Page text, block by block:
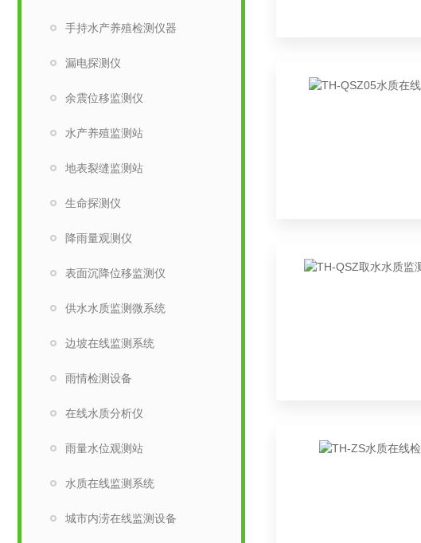
手持水产养殖检测仪器
漏电探测仪
余震位移监测仪
水产养殖监测站
地表裂缝监测站
生命探测仪
降雨量观测仪
表面沉降位移监测仪
供水水质监测微系统
边坡在线监测系统
雨情检测设备
在线水质分析仪
雨量水位观测站
水质在线监测系统
城市内涝在线监测设备